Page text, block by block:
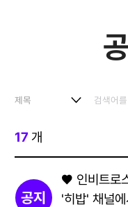
17 개
공지
♥ 인비트로
'히밥' 채널